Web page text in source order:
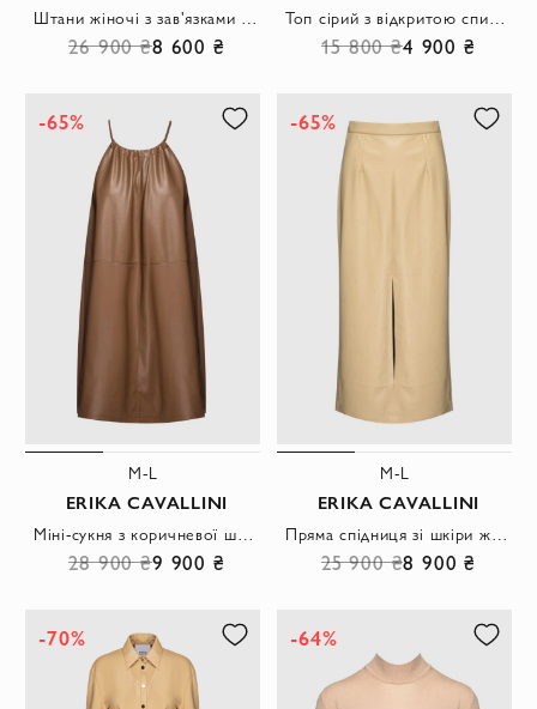
26 900 ₴8 600 ₴ 15 800 ₴4 900 ₴
-65%
M-L
ERIKA CAVALLINI
28 900 ₴9 900 ₴
-65%
M-L
ERIKA CAVALLINI
25 900 ₴8 900 ₴
-70% -64%